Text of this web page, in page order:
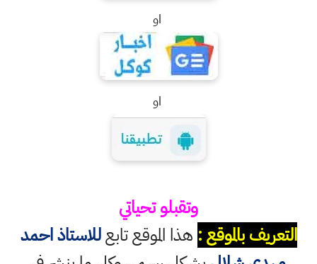
او
او
وتقبلو تحياتي
التعريف بالموقع : هذا الموقع تابعللاستاذ احمد